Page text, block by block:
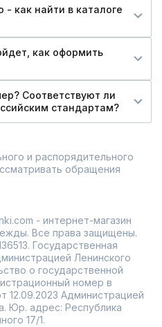
- как найти в каталоге
как оформить
Соответствуют ли
стандартам?
и распорядительного
обращения
- интернет-магазин
Все права защищены.
Государственная
Ленинского
о государственной
номер в
12.09.2023 Администрацией
Юр. адрес: Республика
17/1.